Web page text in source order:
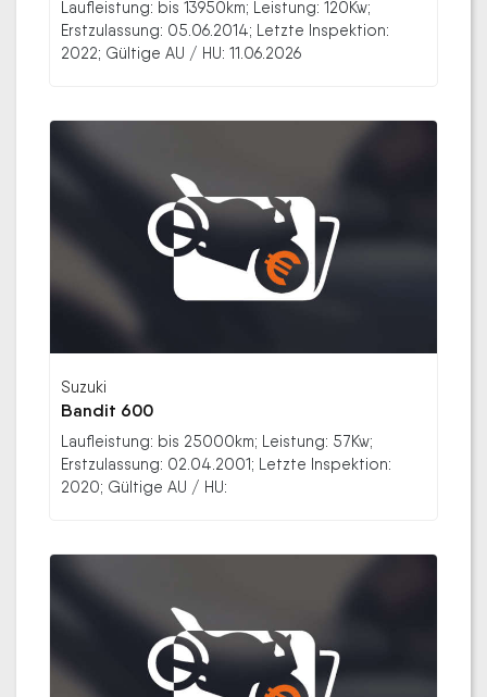
Laufleistung: bis 13950km; Leistung: 120Kw;
Erstzulassung: 05.06.2014; Letzte Inspektion:
2022; Gültige AU / HU: 11.06.2026
Suzuki
Bandit 600
Laufleistung: bis 25000km; Leistung: 57Kw;
Erstzulassung: 02.04.2001; Letzte Inspektion:
2020; Gültige AU / HU: